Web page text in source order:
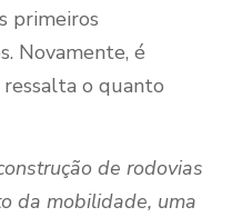
primeiros
Novamente, é
o quanto
de rodovias
da mobilidade, uma